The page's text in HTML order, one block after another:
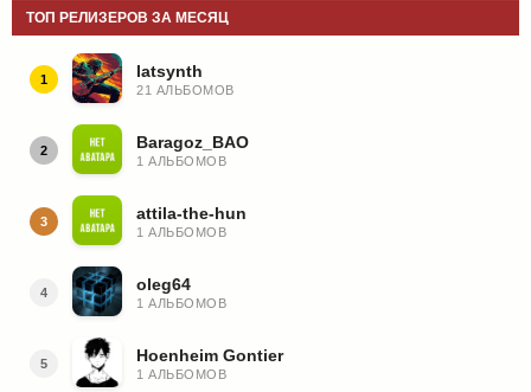
ТОП РЕЛИЗЕРОВ ЗА МЕСЯЦ
1 latsynth
21 АЛЬБОМОВ
2 Baragoz_BAO
1 АЛЬБОМОВ
3 attila-the-hun
1 АЛЬБОМОВ
4 oleg64
1 АЛЬБОМОВ
5 Hoenheim Gontier
1 АЛЬБОМОВ